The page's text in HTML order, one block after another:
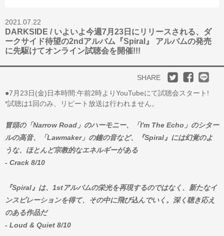
2021.07.22
DARKSIDE / いよいよ今週7月23日にリリースされる、ダ
ークサイド待望の2ndアルバム『Spiral』 アルバムの発売
に先駆けてオンライン試聴会を開催!!!
SHARE
●7月23日(金)日本時間:午前2時よりYouTubeにて試聴会スタート!
*試聴は1回のみ、リピート放送は行われません。
冒頭の「Narrow Road」のハーモニー、「I'm The Echo」のシター
ルの高音、「Lawmaker」の鐘の音など、『Spiral』には幻覚のよ
うな、ほとんど宗教的なエネルギーがある
- Crack 8/10
『Spiral』は、1stアルバムの栄光を再現するのではなく、新たなイ
ンスピレーションを得て、その中に飛び込んでいく。深く聴き応え
のある作品だ
- Loud & Quiet 8/10